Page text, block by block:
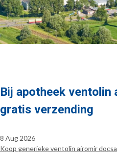
Bij apotheek ventolin
gratis verzending
8 Aug 2026
Koop generieke ventolin airomir